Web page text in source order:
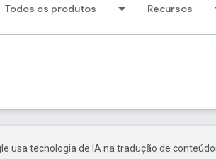
Todos os produtos Recursos
usa tecnologia de IA na tradução de